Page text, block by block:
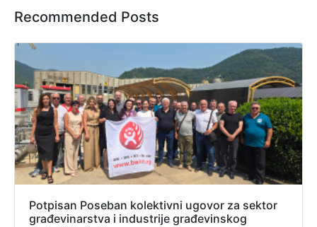
Recommended Posts
Potpisan Poseban kolektivni ugovor za sektor
građevinarstva i industrije građevinskog